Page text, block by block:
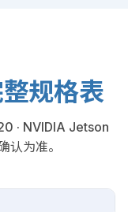
规格表
· NVIDIA Jetson
认为准。